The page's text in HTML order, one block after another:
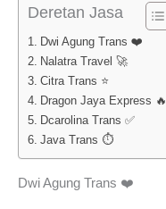
Deretan Jasa
Dwi Agung Trans ❤️
Nalatra Travel 🚀
Citra Trans ⭐
Dragon Jaya Express 🔥
Dcarolina Trans ✅
Java Trans ⏱️
Dwi Agung Trans ❤️